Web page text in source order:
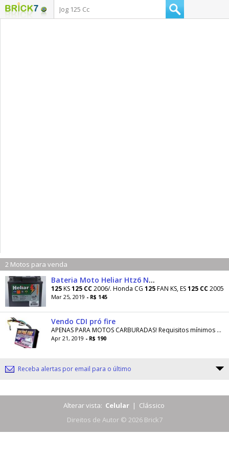
2 Motos para venda
Bateria Moto Heliar Htz6 Nxr Bros 125 150 160 Ks, Es, Esd, D
125KS125 CC2006/. Honda CG 125FAN KS, ES125 CC2005
Mar 25, 2019 - R$ 145
Vendo CDI pró fire
APENAS PARA MOTOS CARBURADAS! Requisitos mínimos para a instalação do CDI MultScan em sua moto: 1- ser carburada. 2-ter bobina de pulso com...
Apr 21, 2019 - R$ 190
Receba alertas por email para o último
Alterar vista: Celular | Clássico
Direitos de Autor © 2026 Brick7